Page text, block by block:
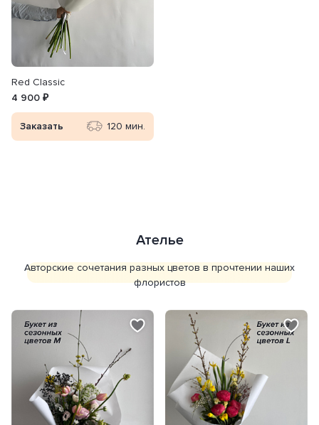
Личный кабинет
бонусам, истории заказов и адресам
Получить код
Red Classic
4 900 ₽
Заказать 120 мин.
Ателье
Авторские сочетания разных цветов в прочтении наших
флористов